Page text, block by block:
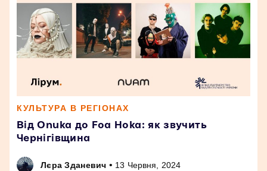
КУЛЬТУРА В РЕГІОНАХ
Від Onuka до Foa Hoka: як звучить
Чернігівщина
Лєра Зданевич • 13 Червня, 2024